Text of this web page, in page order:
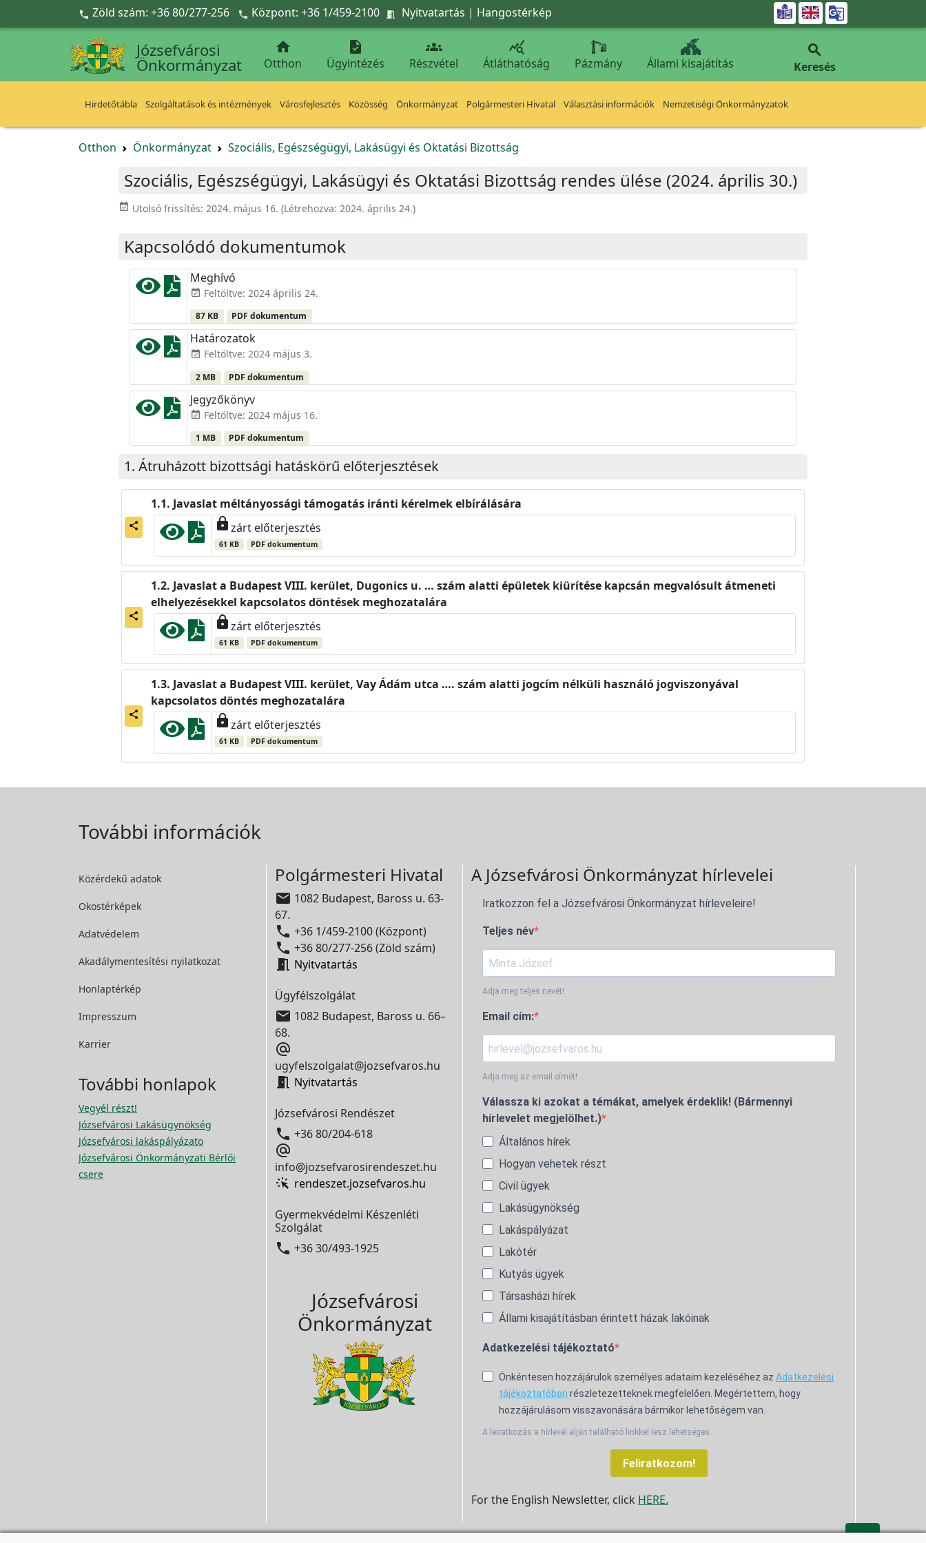
Ugrás a fő tartalomra
 Zöld szám: +36 80/277-256  Központ: +36 1/459-2100  Nyitvatartás | Hangostérkép 
Józsefvárosi
Önkormányzat

Otthon

Ügyintézés

Részvétel

Átláthatóság Pázmány Állami kisajátítás

Keresés
Hirdetőtábla Szolgáltatások és intézmények Városfejlesztés Közösség Önkormányzat Polgármesteri Hivatal Választási információk Nemzetiségi Önkormányzatok
Otthon Önkormányzat Szociális, Egészségügyi, Lakásügyi és Oktatási Bizottság
Szociális, Egészségügyi, Lakásügyi és Oktatási Bizottság rendes ülése (2024. április 30.)
event_available Utolsó frissítés: 2024. május 16. (Létrehozva: 2024. április 24.)
Kapcsolódó dokumentumok
Meghívó
event_available Feltöltve: 2024 április 24.
87 KB PDF dokumentum
Határozatok
event_available Feltöltve: 2024 május 3.
2 MB PDF dokumentum
Jegyzőkönyv
event_available Feltöltve: 2024 május 16.
1 MB PDF dokumentum
Átruházott bizottsági hatáskörű előterjesztések
share
Javaslat méltányossági támogatás iránti kérelmek elbírálására
lockzárt előterjesztés
61 KB PDF dokumentum
share
Javaslat a Budapest VIII. kerület, Dugonics u. … szám alatti épületek kiürítése kapcsán megvalósult átmeneti
elhelyezésekkel kapcsolatos döntések meghozatalára
lockzárt előterjesztés
61 KB PDF dokumentum
share
Javaslat a Budapest VIII. kerület, Vay Ádám utca …. szám alatti jogcím nélküli használó jogviszonyával
kapcsolatos döntés meghozatalára
lockzárt előterjesztés
61 KB PDF dokumentum
További információk
Közérdekű adatok
Okostérképek
Adatvédelem
Akadálymentesítési nyilatkozat
Honlaptérkép
Impresszum
Karrier
További honlapok
Vegyél részt!
Józsefvárosi Lakásügynökség
Józsefvárosi lakáspályázato
Józsefvárosi Önkormányzati Bérlői
csere
Polgármesteri Hivatal
 1082 Budapest, Baross u. 63-
67.
 +36 1/459-2100 (Központ)
 +36 80/277-256 (Zöld szám)
 Nyitvatartás
Ügyfélszolgálat
 1082 Budapest, Baross u. 66–
68.

ugyfelszolgalat@jozsefvaros.hu
 Nyitvatartás
Józsefvárosi Rendészet
 +36 80/204-618

info@jozsefvarosirendeszet.hu
rendeszet.jozsefvaros.hu
Gyermekvédelmi Készenléti
Szolgálat
 +36 30/493-1925
Józsefvárosi
Önkormányzat
A Józsefvárosi Önkormányzat hírlevelei
Iratkozzon fel a Józsefvárosi Önkormányzat hírleveleire!
Teljes név
Adja meg teljes nevét!
Email cím:
Adja meg az email címét!
Válassza ki azokat a témákat, amelyek érdeklik! (Bármennyi
hírlevelet megjelölhet.)
Általános hírek
Hogyan vehetek részt
Civil ügyek
Lakásügynökség
Lakáspályázat
Lakótér
Kutyás ügyek
Társasházi hírek
Állami kisajátításban érintett házak lakóinak
Adatkezelési tájékoztató
Önkéntesen hozzájárulok személyes adataim kezeléséhez az Adatkezelési
tájékoztatóban részletezetteknek megfelelően. Megértettem, hogy
hozzájárulásom visszavonására bármikor lehetőségem van.
A leiratkozás a hírlevél alján található linkkel lesz lehetséges.
Feliratkozom!
For the English Newsletter, click HERE.
